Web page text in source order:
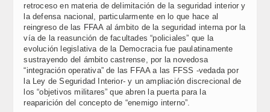
retroceso en materia de delimitación de la seguridad interior y
la defensa nacional, particularmente en lo que hace al
reingreso de las FFAA al ámbito de la seguridad interna por la
vía de la reasunción de facultades “policiales” que la
evolución legislativa de la Democracia fue paulatinamente
sustrayendo del ámbito castrense, por la novedosa
“integración operativa” de las FFAA a las FFSS -vedada por
la Ley de Seguridad Interior- y un ampliación discrecional de
los “objetivos militares” que abren la puerta para la
reaparición del concepto de “enemigo interno”.